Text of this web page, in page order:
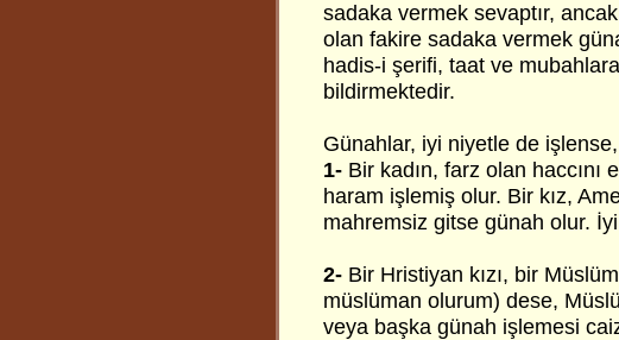
sadaka vermek sevaptır,
olan fakire sadaka vermek
hadis-i şerifi, taat ve
bildirmektedir.
Günahlar, iyi niyetle de
1- Bir kadın, farz olan
haram işlemiş olur. Bir kız,
mahremsiz gitse günah olur.
2- Bir Hristiyan kızı, bir
müslüman olurum) dese,
veya başka günah işlemesi